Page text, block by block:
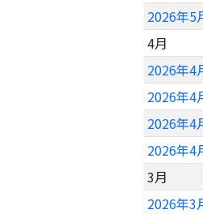
2026年5
4月
2026年4
2026年4
2026年4
2026年4
3月
2026年3